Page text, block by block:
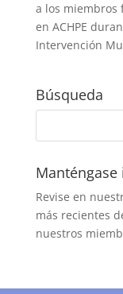
a los miembros
en ACHPE
Intervención
Búsqueda
Revise en
más recientes
nuestros